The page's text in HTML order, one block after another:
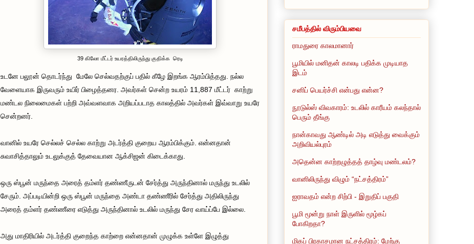
39 கிலோ மீட்டர் உயரத்திலிருந்து குதிக்க ரெடி
உடனே பலூன் தொடர்ந்து மேலே செல்வதற்குப் பதில் கீழே இறங்க ஆரம்பித்தது. நல்ல
வேளையாக இருவரும் உயிர் பிழைத்தனர. அவர்கள் சென்ற உயரம் 11,887 மீட்டர் காற்று
மண்டல நிலைமைகள் பற்றி அவ்வளவாக அறியப்படாத காலத்தில் அவர்கள் இவ்வாறு உயரே
சென்றனர்.
வானில் உயரே செல்லச் செல்ல காற்று அடர்த்தி குறைய ஆரம்பிக்கும். என்னதான்
சுவாசித்தாலும் உடலுக்குத் தேவையான ஆக்சிஜன் கிடைக்காது.
ஒரு ஸ்பூன் மருந்தை அரைத் தம்ளர் தண்ணீருடன் சேர்த்து அருந்தினால் மருந்து உடலில்
சேரும். அப்படியின்றி ஒரு ஸ்பூன் மருந்தை அண்டா தண்ணீரில் சேர்த்து அதிலிருந்து
அரைத் தம்ளர் தண்ணீரை எடுத்து அருந்தினால் உடலில் மருந்து சேர வாய்ப்பே இல்லை.
அது மாதிரியில் அடர்த்தி குறைந்த காற்றை என்னதான் முழுக்க உள்ளே இழுத்து
சமீபத்தில் விரும்பியவை
ராமதுரை காலமானார்
பூமியில் மனிதன் காலடி பதிக்க முடியாத
இடம்
சனிப் பெயர்ச்சி என்பது என்ன?
நூடுல்ஸ் விவகாரம்: உடலில் காரீயம் கலந்தால்
பெரும் தீங்கு
நான்காவது ஆண்டில் அடி எடுத்து வைக்கும்
அறிவியல்புரம்
அதென்ன காற்றழுத்தத் தாழ்வு மண்டலம்?
வானிலிருந்து விழும் “நட்சத்திரம்”
ஐராவதம் என்ற சிற்பி - இறுதிப் பகுதி
பூமி மூன்று நாள் இருளில் மூழ்கப்
போகிறதா?
மிகப் பிரகாசமான நட்சத்திரம்: மேற்கு